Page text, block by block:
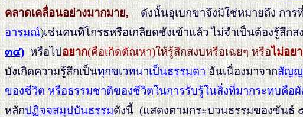
คลาดเคลื่อนอย่างมากมาย, ดังนั้นอุเบกขาจึงมิใช่หมายถึง การ
อารมณ์)เช่นคนที่โกรธหรือเกลียดชังเข้าแล้ว ไม่จำเป็นต้องรู้สึก
๓๔)หรือไปอยาก(คือเกิดตัณหา)ให้รู้สึกสงบหรือเฉยๆ หรือไม่อย
บังเกิดความรู้สึกเป็นทุกขเวทนาเป็นธรรมดาอันเนื่องมาจากสัญ
ของชีวิต หรือธรรมชาติของชีวิตในการรับรู้ในสิ่งที่มากระทบคือผั
หลักปฏิจจสมุปบันธรรมดังนี้(แสดงตามกระบวนธรรมของขันธ์